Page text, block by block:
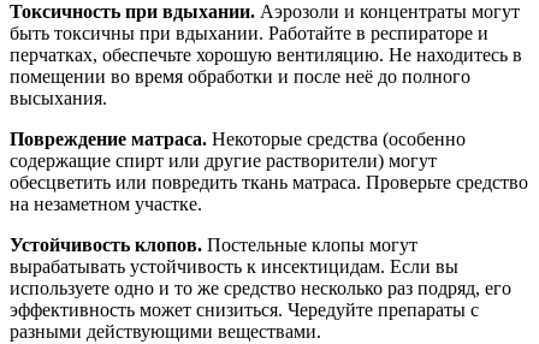
Токсичность при вдыхании. Аэрозоли и концентраты могут
быть токсичны при вдыхании. Работайте в респираторе и
перчатках, обеспечьте хорошую вентиляцию. Не находитесь в
помещении во время обработки и после неё до полного
высыхания.
Повреждение матраса. Некоторые средства (особенно
содержащие спирт или другие растворители) могут
обесцветить или повредить ткань матраса. Проверьте средство
на незаметном участке.
Устойчивость клопов. Постельные клопы могут
вырабатывать устойчивость к инсектицидам. Если вы
используете одно и то же средство несколько раз подряд, его
эффективность может снизиться. Чередуйте препараты с
разными действующими веществами.